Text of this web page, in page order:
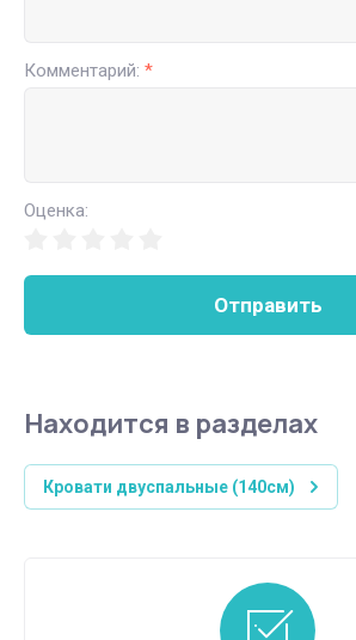
Комментарий: *
Оценка:
Отправить
Находится в разделах
Кровати двуспальные (140см)